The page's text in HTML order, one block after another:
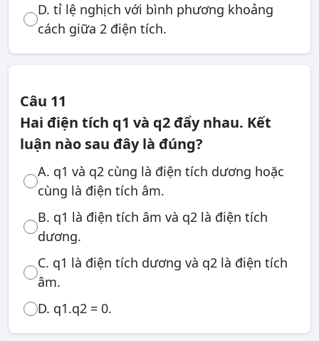
D. tỉ lệ nghịch với bình phương khoảng
cách giữa 2 điện tích.
Câu 11
Hai điện tích q1 và q2 đẩy nhau. Kết
luận nào sau đây là đúng?
A. q1 và q2 cùng là điện tích dương hoặc
cùng là điện tích âm.
B. q1 là điện tích âm và q2 là điện tích
dương.
C. q1 là điện tích dương và q2 là điện tích
âm.
D. q1.q2 = 0.